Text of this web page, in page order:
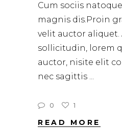
Cum sociis
magnis dis.Proin
velit auctor aliquet.
sollicitudin, lorem
auctor, nisite elit
nec sagittis
0 1
READ MORE